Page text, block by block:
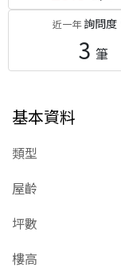
近一年詢問度
3 筆
基本資料
類型
屋齡
坪數
樓高